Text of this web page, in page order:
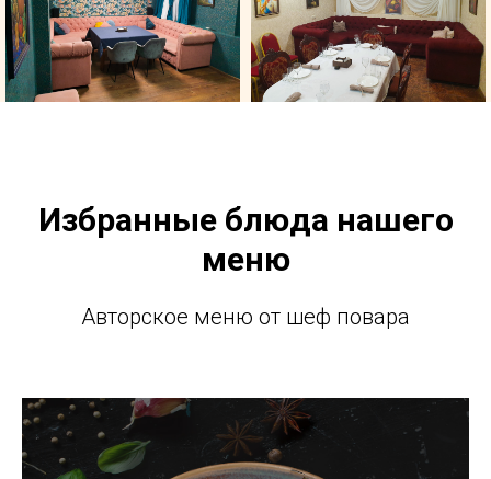
Избранные блюда нашего
меню
Авторское меню от шеф повара